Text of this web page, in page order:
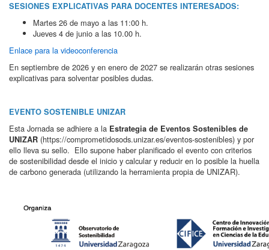
SESIONES EXPLICATIVAS PARA DOCENTES INTERESADOS:
Martes 26 de mayo a las 11:00 h.
Jueves 4 de junio a las 10.00 h.
Enlace para la videoconferencia
En septiembre de 2026 y en enero de 2027 se realizarán otras sesiones
explicativas para solventar posibles dudas.
EVENTO SOSTENIBLE UNIZAR
Esta Jornada se adhiere a la Estrategia de Eventos Sostenibles de
UNIZAR (https://comprometidosods.unizar.es/eventos-sostenibles) y por
ello lleva su sello. Ello supone haber planificado el evento con criterios
de sostenibilidad desde el inicio y calcular y reducir en lo posible la huella
de carbono generada (utilizando la herramienta propia de UNIZAR).